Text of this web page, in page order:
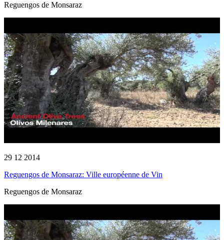
Reguengos de Monsaraz
29 12 2014
Reguengos de Monsaraz: Ville européenne de Vin
Reguengos de Monsaraz